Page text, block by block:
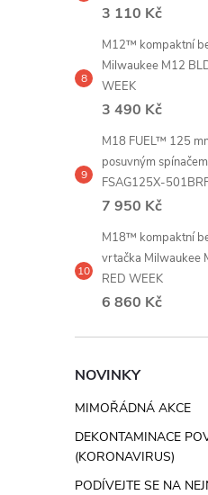
3 110 Kč
M12™ kompaktní
Milwaukee M12
WEEK
3 490 Kč
M18 FUEL™ 125
posuvným
FSAG125X-
7 950 Kč
M18™ kompaktní
vrtačka Milwaukee
RED WEEK
6 860 Kč
NOVINKY
MIMOŘÁDNÁ AKCE
DEKONTAMINACE
(KORONAVIRUS)
PODÍVEJTE SE NA